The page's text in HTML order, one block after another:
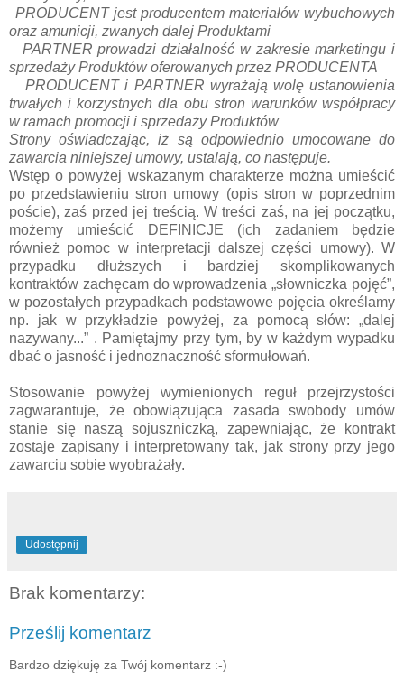
PRODUCENT jest producentem materiałów wybuchowych
oraz amunicji, zwanych dalej Produktami
PARTNER prowadzi działalność w zakresie marketingu i
sprzedaży Produktów oferowanych przez PRODUCENTA
PRODUCENT i PARTNER wyrażają wolę ustanowienia
trwałych i korzystnych dla obu stron warunków współpracy
w ramach promocji i sprzedaży Produktów
Strony oświadczając, iż są odpowiednio umocowane do
zawarcia niniejszej umowy, ustalają, co następuje.
Wstęp o powyżej wskazanym charakterze można umieścić
po przedstawieniu stron umowy (opis stron w poprzednim
poście), zaś przed jej treścią. W treści zaś, na jej początku,
możemy umieścić DEFINICJE (ich zadaniem będzie
również pomoc w interpretacji dalszej części umowy). W
przypadku dłuższych i bardziej skomplikowanych
kontraktów zachęcam do wprowadzenia „słowniczka pojęć”,
w pozostałych przypadkach podstawowe pojęcia określamy
np. jak w przykładzie powyżej, za pomocą słów: „dalej
nazywany...” . Pamiętajmy przy tym, by w każdym wypadku
dbać o jasność i jednoznaczność sformułowań.
Stosowanie powyżej wymienionych reguł przejrzystości
zagwarantuje, że obowiązująca zasada swobody umów
stanie się naszą sojuszniczką, zapewniając, że kontrakt
zostaje zapisany i interpretowany tak, jak strony przy jego
zawarciu sobie wyobrażały.
Udostępnij
Brak komentarzy:
Prześlij komentarz
Bardzo dziękuję za Twój komentarz :-)